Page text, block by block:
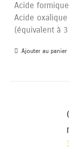
Acide
Acide
(équivalent à
Ajouter au panier